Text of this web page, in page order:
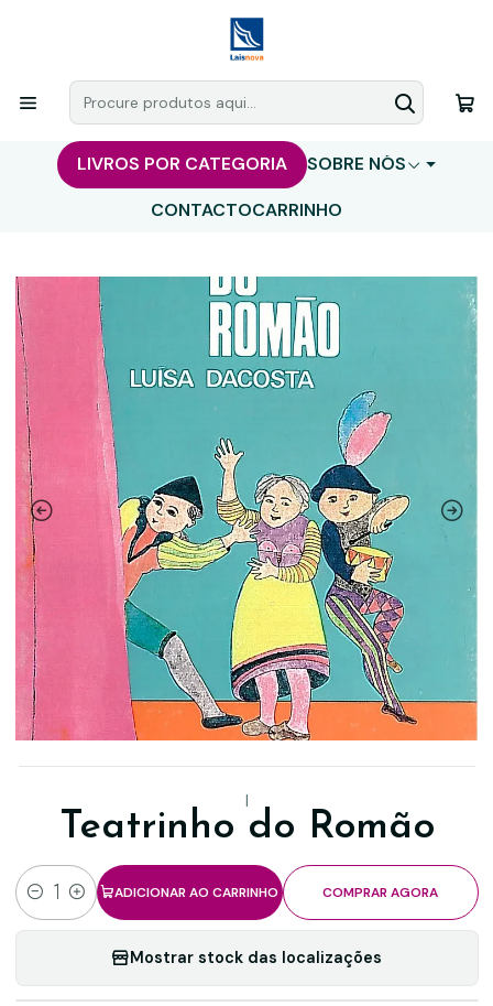
LIVROS POR CATEGORIA
SOBRE NÓS
CONTACTOCARRINHO
|
Teatrinho do Romão
Quantidade
ADICIONAR AO CARRINHO COMPRAR AGORA
Mostrar stock das localizações